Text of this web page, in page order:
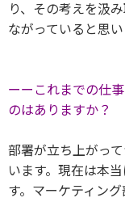
り、その考えを汲
ながっていると思い
ーーこれまでの仕
のはありますか？
部署が立ち上がっ
います。現在は本
す。マーケティン